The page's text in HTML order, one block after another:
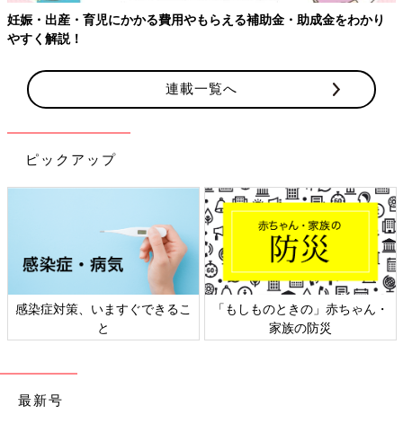
補助金・助成金をわかり 【ワクチン接種できるものも】妊婦の
連載一覧へ
ピックアップ
「もしものときの」赤ちゃん・
家族の防災
日本外来小児科学会リーフレッ
ト検討会
最新号